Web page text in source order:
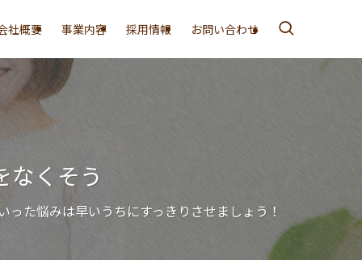
社概要 事業内容 採用情報 お問い合わせ
くそう
悩みは早いうちにすっきりさせましょう！